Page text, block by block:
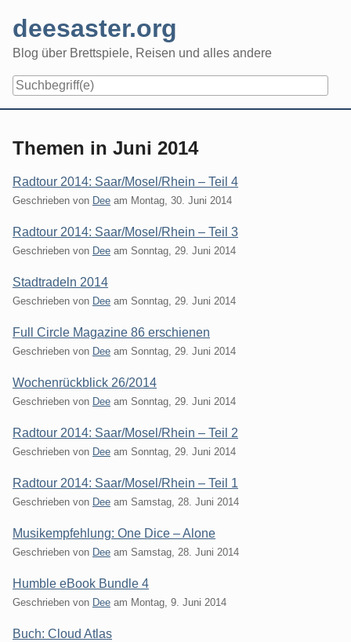
content
deesaster.org
Blog über Brettspiele, Reisen und alles andere
Themen in Juni 2014
Radtour 2014: Saar/Mosel/Rhein – Teil 4
Geschrieben von Dee am Montag, 30. Juni 2014
Radtour 2014: Saar/Mosel/Rhein – Teil 3
Geschrieben von Dee am Sonntag, 29. Juni 2014
Stadtradeln 2014
Geschrieben von Dee am Sonntag, 29. Juni 2014
Full Circle Magazine 86 erschienen
Geschrieben von Dee am Sonntag, 29. Juni 2014
Wochenrückblick 26/2014
Geschrieben von Dee am Sonntag, 29. Juni 2014
Radtour 2014: Saar/Mosel/Rhein – Teil 2
Geschrieben von Dee am Sonntag, 29. Juni 2014
Radtour 2014: Saar/Mosel/Rhein – Teil 1
Geschrieben von Dee am Samstag, 28. Juni 2014
Musikempfehlung: One Dice – Alone
Geschrieben von Dee am Samstag, 28. Juni 2014
Humble eBook Bundle 4
Geschrieben von Dee am Montag, 9. Juni 2014
Buch: Cloud Atlas